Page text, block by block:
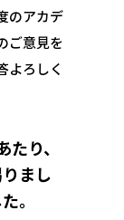
のアカデ
ご意見を
よろしく
り、
まし
。